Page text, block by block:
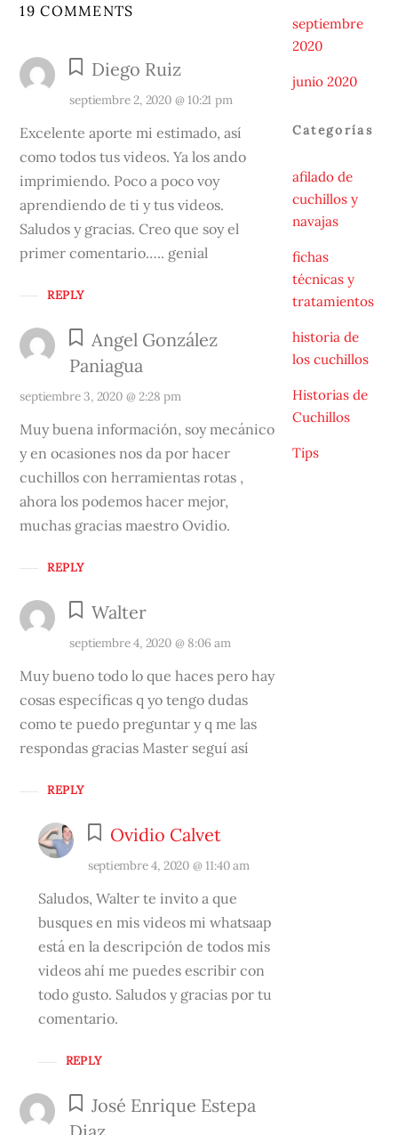
19 COMMENTS
Diego Ruiz
septiembre 2, 2020 @ 10:21 pm
Excelente aporte mi estimado, así
como todos tus videos. Ya los ando
imprimiendo. Poco a poco voy
aprendiendo de ti y tus videos.
Saludos y gracias. Creo que soy el
primer comentario….. genial
REPLY
Angel González
Paniagua
septiembre 3, 2020 @ 2:28 pm
Muy buena información, soy mecánico
y en ocasiones nos da por hacer
cuchillos con herramientas rotas ,
ahora los podemos hacer mejor,
muchas gracias maestro Ovidio.
REPLY
Walter
septiembre 4, 2020 @ 8:06 am
Muy bueno todo lo que haces pero hay
cosas específicas q yo tengo dudas
como te puedo preguntar y q me las
respondas gracias Master seguí así
REPLY
Ovidio Calvet
septiembre 4, 2020 @ 11:40 am
Saludos, Walter te invito a que
busques en mis videos mi whatsaap
está en la descripción de todos mis
videos ahí me puedes escribir con
todo gusto. Saludos y gracias por tu
comentario.
REPLY
José Enrique Estepa
septiembre
2020
junio 2020
Categorías
afilado de
cuchillos y
navajas
fichas
técnicas y
tratamientos
historia de
los cuchillos
Historias de
Cuchillos
Tips